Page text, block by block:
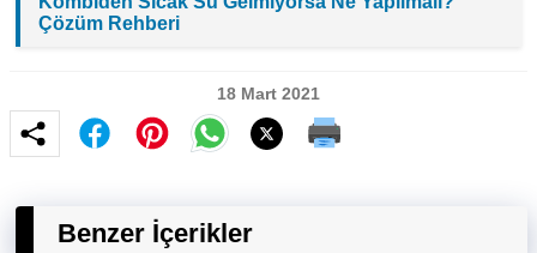
Çözüm Rehberi
18 Mart 2021
Benzer İçerikler